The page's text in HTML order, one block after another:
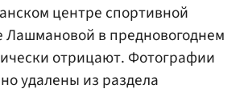
центре спортивной
Лашмановой в предновогоднем
отрицают. Фотографии
удалены из раздела